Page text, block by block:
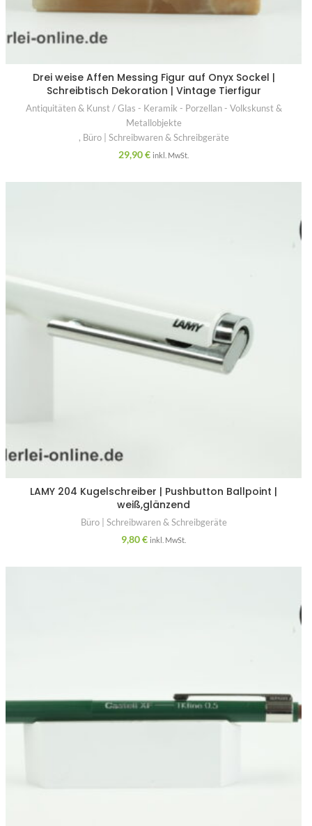
Drei weise Affen Messing Figur auf Onyx Sockel |
Schreibtisch Dekoration | Vintage Tierfigur
Antiquitäten & Kunst / Glas - Keramik - Porzellan - Volkskunst &
Metallobjekte
, Büro | Schreibwaren & Schreibgeräte
29,90€ inkl. MwSt.
LAMY 204 Kugelschreiber | Pushbutton Ballpoint |
weiß,glänzend
Büro | Schreibwaren & Schreibgeräte
9,80€ inkl. MwSt.